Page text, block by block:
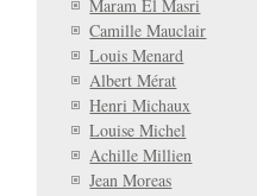
Maram El Masri
Camille Mauclair
Louis Menard
Albert Mérat
Henri Michaux
Louise Michel
Achille Millien
Jean Moreas